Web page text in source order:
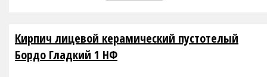
Кирпич лицевой керамический пустотелый
Бордо Гладкий 1 НФ